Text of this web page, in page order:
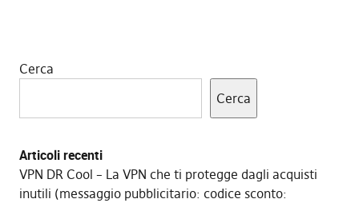
Cerca
Cerca
Articoli recenti
VPN DR Cool – La VPN che ti protegge dagli acquisti
inutili (messaggio pubblicitario: codice sconto: